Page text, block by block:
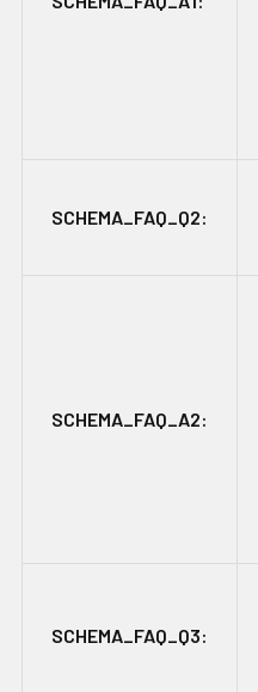
SCHEMA_FAQ_Q2:
SCHEMA_FAQ_A2:
SCHEMA_FAQ_Q3: